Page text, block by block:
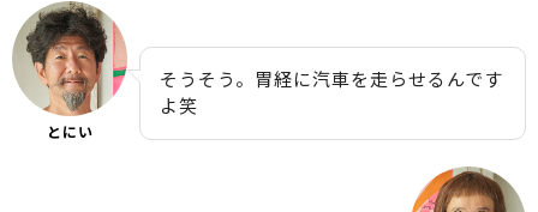
とにい
そうそう。胃経に汽車を走らせるんです
よ笑